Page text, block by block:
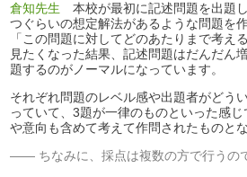
倉知先生本校が最初に記述問題を出題
つぐらいの想定解法があるような問題を
「この問題に対してどのあたりまで考え
見たくなった結果、記述問題はだんだん
題するのがノーマルになっています。
それぞれ問題のレベル感や出題者がどう
っていて、3題が一律のものといった感
や意向も含めて考えて作問されたものと
ちなみに、採点は複数の方で行うの